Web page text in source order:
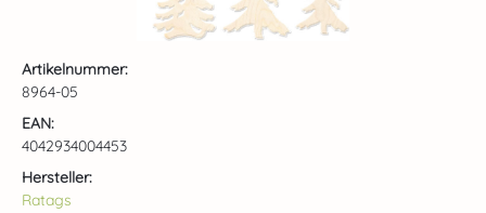
Artikelnummer:
8964-05
EAN:
4042934004453
Hersteller:
Ratags